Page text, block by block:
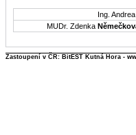
Ing. Andrea
MUDr. Zdenka
Zastoupení v ČR: BitEST Kutná Hora -